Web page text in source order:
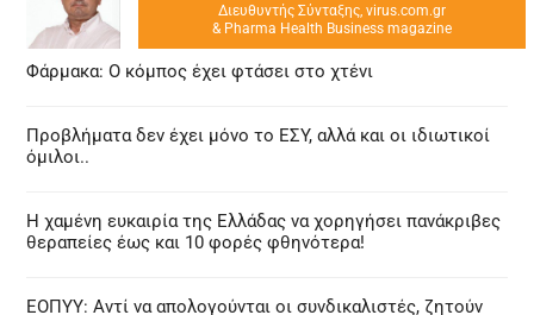
Διευθυντής Σύνταξης, virus.com.gr
& Pharma Health Business magazine
Φάρμακα: Ο κόμπος έχει φτάσει στο χτένι
Προβλήματα δεν έχει μόνο το ΕΣΥ, αλλά και οι ιδιωτικοί
όμιλοι..
Η χαμένη ευκαιρία της Ελλάδας να χορηγήσει πανάκριβες
θεραπείες έως και 10 φορές φθηνότερα!
ΕΟΠΥΥ: Αντί να απολογούνται οι συνδικαλιστές, ζητούν